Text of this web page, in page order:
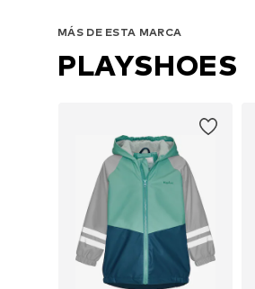
MÁS DE ESTA MARCA
PLAYSHOES